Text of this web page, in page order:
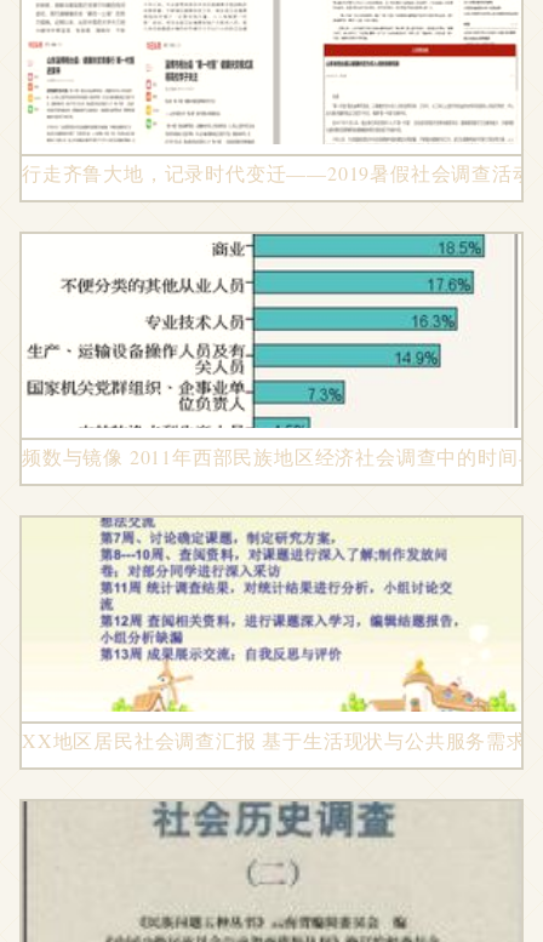
行走齐鲁大地，记录时代变迁——2019暑假社会调查活动
频数与镜像 2011年西部民族地区经济社会调查中的时间
XX地区居民社会调查汇报 基于生活现状与公共服务需求